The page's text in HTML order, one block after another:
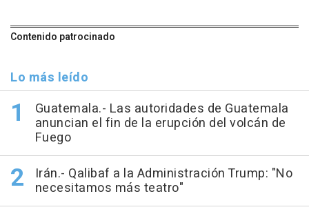
Contenido patrocinado
Lo más leído
Guatemala.- Las autoridades de Guatemala
anuncian el fin de la erupción del volcán de
Fuego
Irán.- Qalibaf a la Administración Trump: "No
necesitamos más teatro"